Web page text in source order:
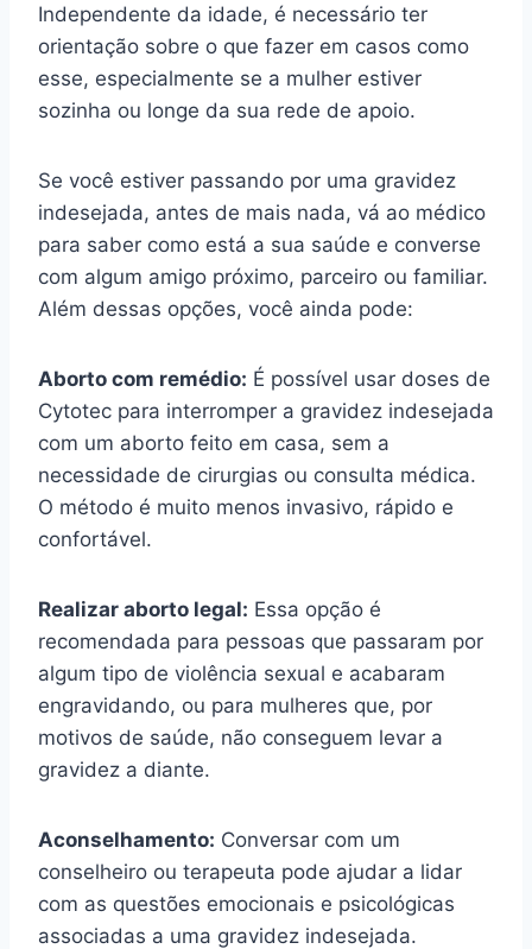
Independente da idade, é necessário ter
orientação sobre o que fazer em casos como
esse, especialmente se a mulher estiver
sozinha ou longe da sua rede de apoio.
Se você estiver passando por uma gravidez
indesejada, antes de mais nada, vá ao médico
para saber como está a sua saúde e converse
com algum amigo próximo, parceiro ou familiar.
Além dessas opções, você ainda pode:
Aborto com remédio: É possível usar doses de
Cytotec para interromper a gravidez indesejada
com um aborto feito em casa, sem a
necessidade de cirurgias ou consulta médica.
O método é muito menos invasivo, rápido e
confortável.
Realizar aborto legal: Essa opção é
recomendada para pessoas que passaram por
algum tipo de violência sexual e acabaram
engravidando, ou para mulheres que, por
motivos de saúde, não conseguem levar a
gravidez a diante.
Aconselhamento: Conversar com um
conselheiro ou terapeuta pode ajudar a lidar
com as questões emocionais e psicológicas
associadas a uma gravidez indesejada.